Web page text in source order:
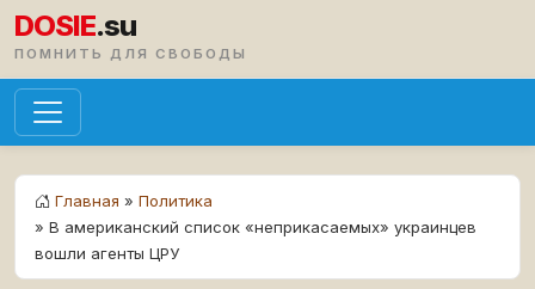
DOSIE.su
ПОМНИТЬ ДЛЯ СВОБОДЫ
Главная » Политика
» В американский список «неприкасаемых» украинцев
вошли агенты ЦРУ